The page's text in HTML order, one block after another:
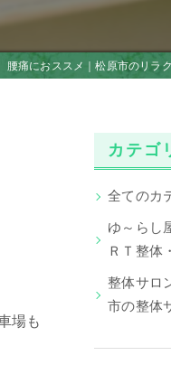
腰痛におススメ｜松原市のリラ
場も
カテゴ
全てのカ
ゆ～らし
ＲＴ整体
整体サ
市の整体